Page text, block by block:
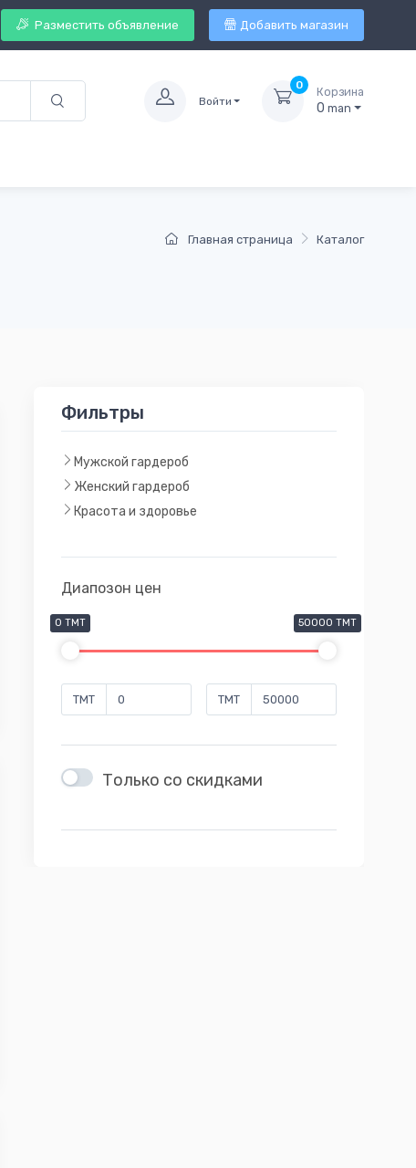
Разместить объявление Добавить магазин
Войти
0
Корзина
0 man
Главная страница Каталог
Фильтры
Мужской гардероб
Женский гардероб
Красота и здоровье
Диапозон цен
0 TMT 50000 TMT
TMT TMT
Только со скидками